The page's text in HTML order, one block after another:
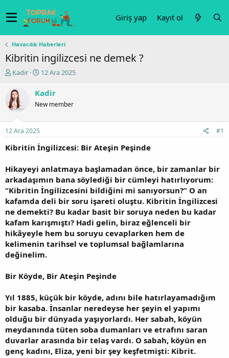
Giriş yap Kayıt ol
Havacılık Haberleri
Kibritin ingilizcesi ne demek ?
K
n
u
y
b
a
ş
t
a
n
Kadir
B
ş
a
ç
r
i
h
i
12 Ara 2025
Kadir
New member
12 Ara 2025 #1
Kibritin İngilizcesi: Bir Ateşin Peşinde
Hikayeyi anlatmaya başlamadan önce, bir zamanlar bir
arkadaşımın bana söylediği bir cümleyi hatırlıyorum:
“Kibritin İngilizcesini bildiğini mi sanıyorsun?” O an
kafamda deli bir soru işareti oluştu. Kibritin İngilizcesi
ne demekti? Bu kadar basit bir soruya neden bu kadar
kafam karışmıştı? Hadi gelin, biraz eğlenceli bir
hikâyeyle hem bu soruyu cevaplarken hem de
kelimenin tarihsel ve toplumsal bağlamlarına
değinelim.
Bir Köyde, Bir Ateşin Peşinde
Yıl 1885, küçük bir köyde, adını bile hatırlayamadığım
bir kasaba. İnsanlar neredeyse her şeyin el yapımı
olduğu bir dünyada yaşıyorlardı. Her sabah, köyün
meydanında tüten soba dumanları ve etrafını saran
duvarlar arasında bir telaş vardı. O sabah, köyün en
genç kadını, Eliza, yeni bir şey keşfetmişti: Kibrit.